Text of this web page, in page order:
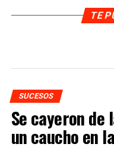
TE
SUCESOS
Se cayeron
un caucho en